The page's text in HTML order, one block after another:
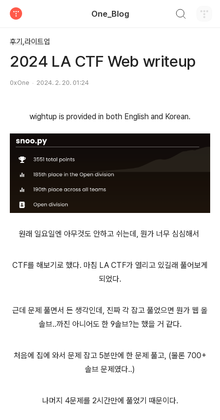
One_Blog
후기,라이트업
2024 LA CTF Web writeup
0xOne 2024. 2. 20. 01:24
wightup is provided in both English and Korean.
원래 일요일엔 아무것도 안하고 쉬는데, 뭔가 너무 심심해서
CTF를 해보기로 했다. 마침 LA CTF가 열리고 있길래 풀어보게
되었다.
근데 문제 풀면서 든 생각인데, 진짜 각 잡고 풀었으면 뭔가 웹 올
솔브..까진 아니어도 한 9솔브?는 했을 거 같다.
처음에 집에 와서 문제 잡고 5분만에 한 문제 풀고, (물론 700+
솔브 문제였다..)
나머지 4문제를 2시간만에 풀었기 때문이다.